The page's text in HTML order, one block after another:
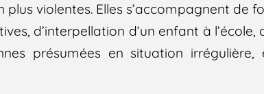
plus violentes. Elles s’accompagnent de
d’interpellation d’un enfant à
présumées en situation